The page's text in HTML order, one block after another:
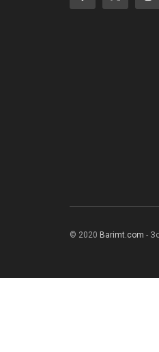
© 2020 Barimt.com -